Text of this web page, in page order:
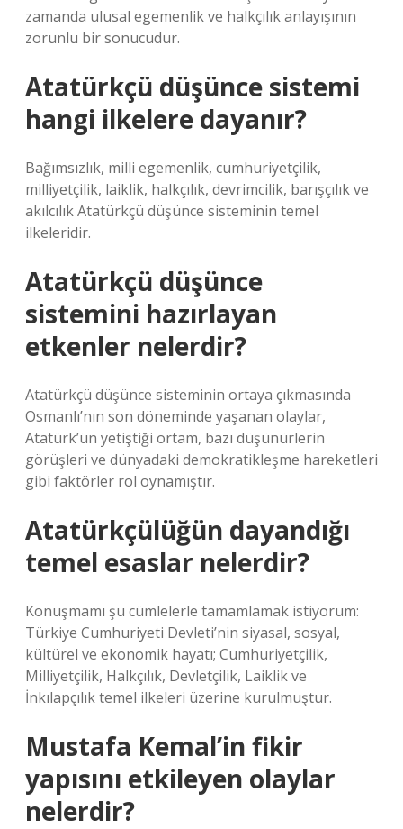
zamanda ulusal egemenlik ve halkçılık anlayışının
zorunlu bir sonucudur.
Atatürkçü düşünce sistemi
hangi ilkelere dayanır?
Bağımsızlık, milli egemenlik, cumhuriyetçilik,
milliyetçilik, laiklik, halkçılık, devrimcilik, barışçılık ve
akılcılık Atatürkçü düşünce sisteminin temel
ilkeleridir.
Atatürkçü düşünce
sistemini hazırlayan
etkenler nelerdir?
Atatürkçü düşünce sisteminin ortaya çıkmasında
Osmanlı’nın son döneminde yaşanan olaylar,
Atatürk’ün yetiştiği ortam, bazı düşünürlerin
görüşleri ve dünyadaki demokratikleşme hareketleri
gibi faktörler rol oynamıştır.
Atatürkçülüğün dayandığı
temel esaslar nelerdir?
Konuşmamı şu cümlelerle tamamlamak istiyorum:
Türkiye Cumhuriyeti Devleti’nin siyasal, sosyal,
kültürel ve ekonomik hayatı; Cumhuriyetçilik,
Milliyetçilik, Halkçılık, Devletçilik, Laiklik ve
İnkılapçılık temel ilkeleri üzerine kurulmuştur.
Mustafa Kemal’in fikir
yapısını etkileyen olaylar
nelerdir?